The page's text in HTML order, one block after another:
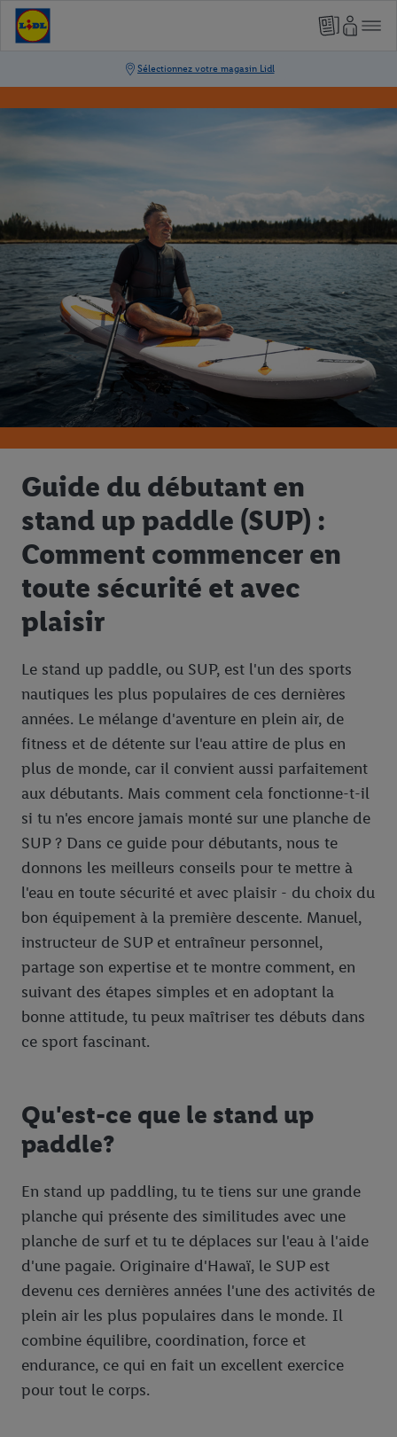
Guide du débutant en
stand up paddle (SUP) :
Comment commencer en
toute sécurité et avec
plaisir
Le stand up paddle, ou SUP, est l'un des sports
nautiques les plus populaires de ces dernières
années. Le mélange d'aventure en plein air, de
fitness et de détente sur l'eau attire de plus en
plus de monde, car il convient aussi parfaitement
aux débutants. Mais comment cela fonctionne-t-il
si tu n'es encore jamais monté sur une planche de
SUP ? Dans ce guide pour débutants, nous te
donnons les meilleurs conseils pour te mettre à
l'eau en toute sécurité et avec plaisir - du choix du
bon équipement à la première descente. Manuel,
instructeur de SUP et entraîneur personnel,
partage son expertise et te montre comment, en
suivant des étapes simples et en adoptant la
bonne attitude, tu peux maîtriser tes débuts dans
ce sport fascinant.
Qu'est-ce que le stand up
paddle?
En stand up paddling, tu te tiens sur une grande
planche qui présente des similitudes avec une
planche de surf et tu te déplaces sur l'eau à l'aide
d'une pagaie. Originaire d'Hawaï, le SUP est
devenu ces dernières années l'une des activités de
plein air les plus populaires dans le monde. Il
combine équilibre, coordination, force et
endurance, ce qui en fait un excellent exercice
pour tout le corps.